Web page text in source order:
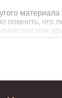
помнить, что
или
распятия,
с